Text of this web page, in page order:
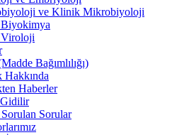
ve Klinik Mikrobiyoloji
Biyokimya
Viroloji
Bağımlılığı)
Haberler
Gidilir
Sorulan Sorular